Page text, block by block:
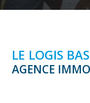
LE LOGIS
AGENCE